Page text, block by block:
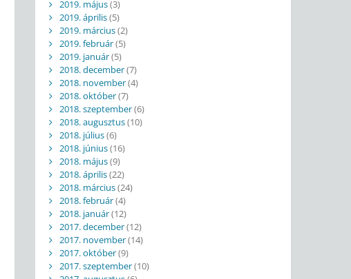
2019. május(3)
2019. április(5)
2019. március(2)
2019. február(5)
2019. január(5)
2018. december(7)
2018. november(4)
2018. október(7)
2018. szeptember(6)
2018. augusztus(10)
2018. július(6)
2018. június(16)
2018. május(9)
2018. április(22)
2018. március(24)
2018. február(4)
2018. január(12)
2017. december(12)
2017. november(14)
2017. október(9)
2017. szeptember(10)